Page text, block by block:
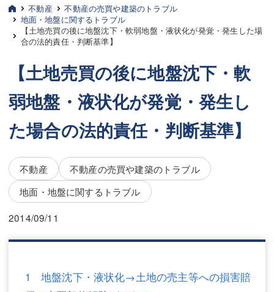
みずほ中央の特長・形式編
弁護士紹介
酒井 博之
坂本 陽一
桶川 聡
三平 隆史
吉元 優仁
小川 祐
弁護士費用
みずほ中央の特長・形式編
弁護士紹介
酒井 博之
坂本 陽一
桶川 聡
三平 隆史
吉元 優仁
弁護士費用
不動産
不動産
不動産の売買や建築のトラブル
地面・地盤に関するトラブル
【土地売買の後に地盤沈下・軟弱地盤・液状化が発覚・発生した場
合の法的責任・判断基準】
【土地売買の後に地盤沈下・軟
弱地盤・液状化が発覚・発生し
た場合の法的責任・判断基準】
不動産
不動産の売買や建築のトラブル
地面・地盤に関するトラブル
2014/09/11
1 地盤沈下・液状化→土地の売主等への損害賠